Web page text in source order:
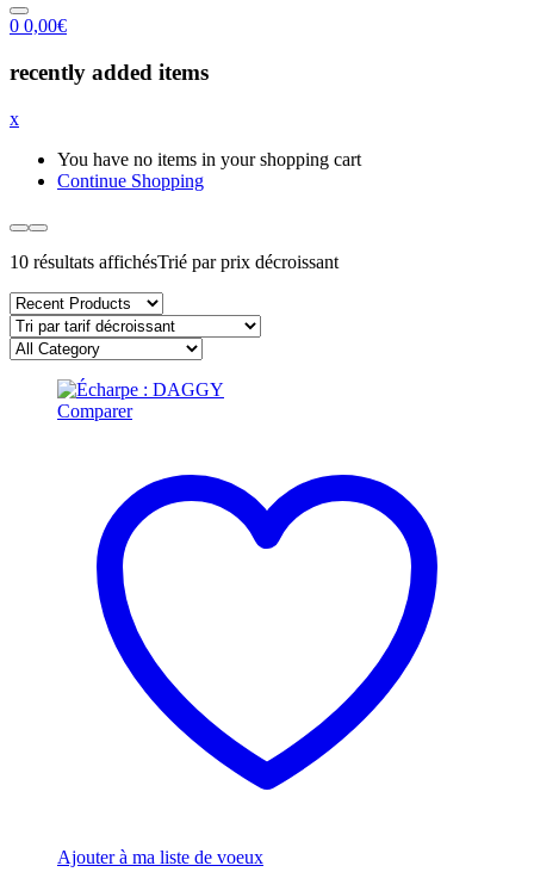
0 0,00€
recently added items
x
You have no items in your shopping cart
Continue Shopping
10 résultats affichésTrié par prix décroissant
Comparer
Ajouter à ma liste de voeux